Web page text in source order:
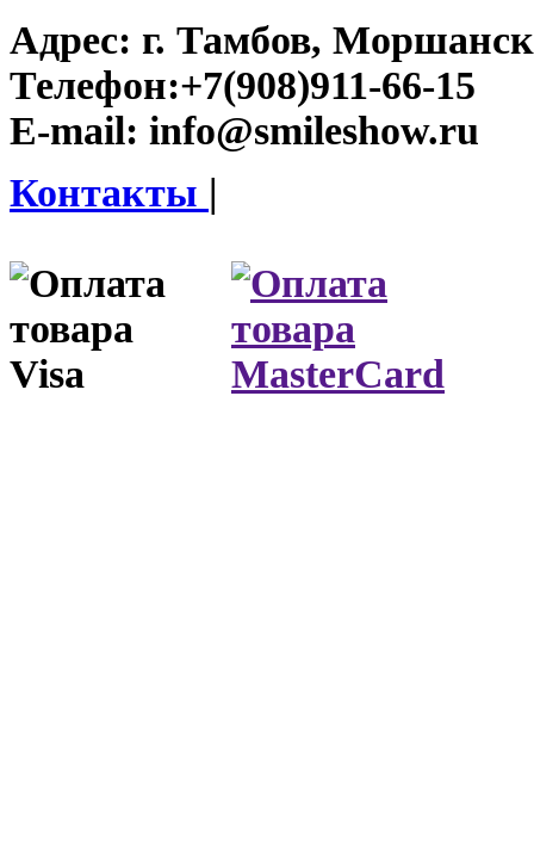
Адрес: г. Тамбов,
Телефон:+7(908)911-66-15
E-mail: info@smileshow.ru
Контакты |